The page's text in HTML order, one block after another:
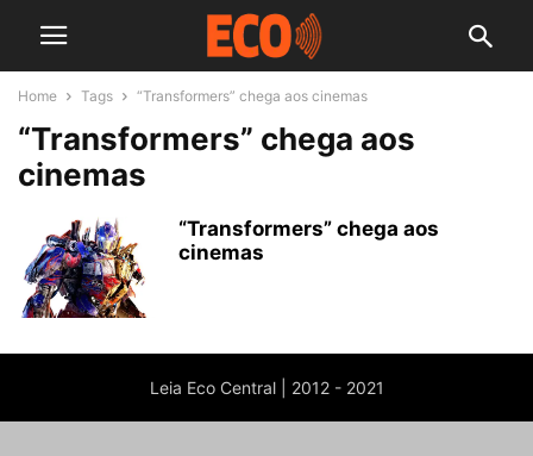
Home Tags “Transformers” chega aos cinemas
“Transformers” chega aos
cinemas
“Transformers” chega aos
cinemas
Leia Eco Central | 2012 - 2021